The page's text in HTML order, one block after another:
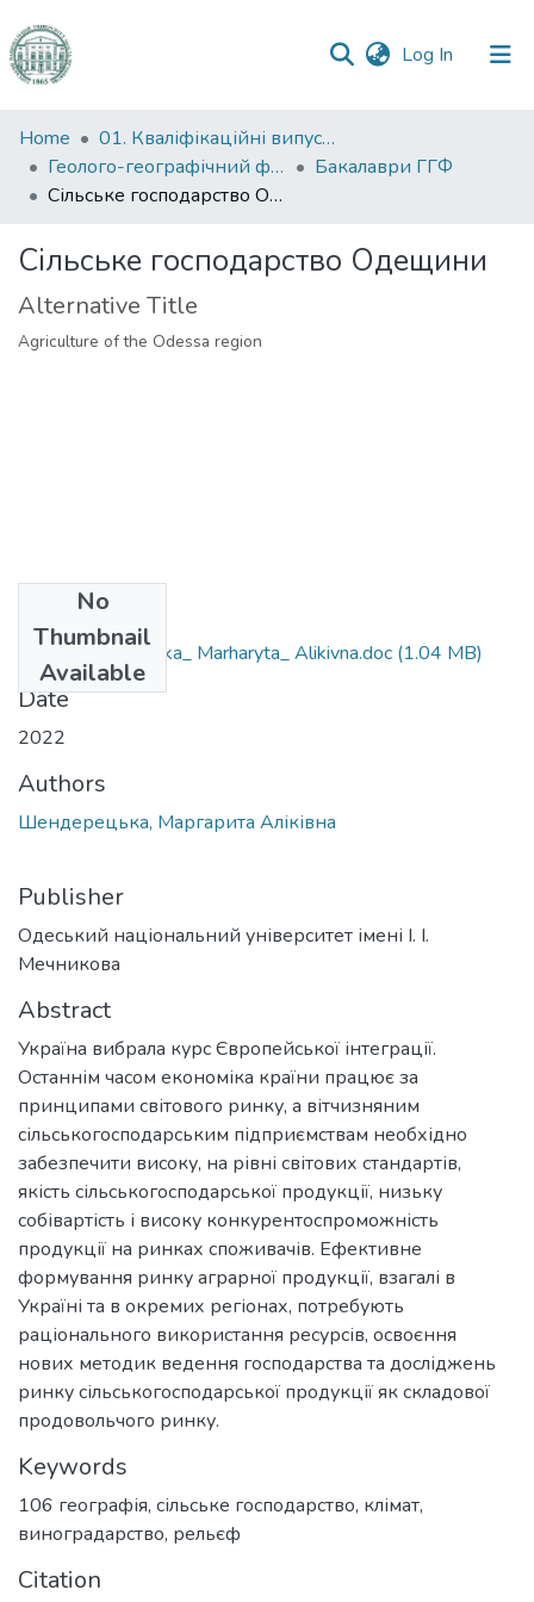
Log In (current)
Communities
&
Collections
Statistics
Home
01. Кваліфікаційні випускні роботи здобувачів вищої освіти
Геолого-географічний факультет
Бакалаври ГГФ
Сільське господарство Одещини
Сільське господарство Одещини
Alternative Title
Agriculture of the Odessa region
No
Thumbnail
Available
106_Shenderets'ka_ Marharyta_ Alikivna.doc (1.04 MB)
Date
2022
Authors
Шендерецька, Маргарита Аліківна
Publisher
Одеський національний університет імені І. І.
Мечникова
Abstract
Україна вибрала курс Європейської інтеграції.
Останнім часом економіка країни працює за
принципами світового ринку, а вітчизняним
сільськогосподарським підприємствам необхідно
забезпечити високу, на рівні світових стандартів,
якість сільськогосподарської продукції, низьку
собівартість і високу конкурентоспроможність
продукції на ринках споживачів. Ефективне
формування ринку аграрної продукції, взагалі в
Україні та в окремих регіонах, потребують
раціонального використання ресурсів, освоєння
нових методик ведення господарства та досліджень
ринку сільськогосподарської продукції як складової
продовольчого ринку.
Keywords
106 географія, сільське господарство, клімат,
виноградарство, рельєф
Citation